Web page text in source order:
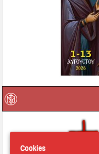
Cookies